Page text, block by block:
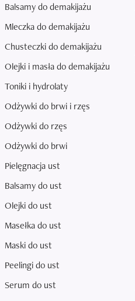
Balsamy do demakijażu
Mleczka do demakijażu
Chusteczki do demakijażu
Olejki i masła do demakijażu
Toniki i hydrolaty
Odżywki do brwi i rzęs
Odżywki do rzęs
Odżywki do brwi
Pielęgnacja ust
Balsamy do ust
Olejki do ust
Masełka do ust
Maski do ust
Peelingi do ust
Serum do ust